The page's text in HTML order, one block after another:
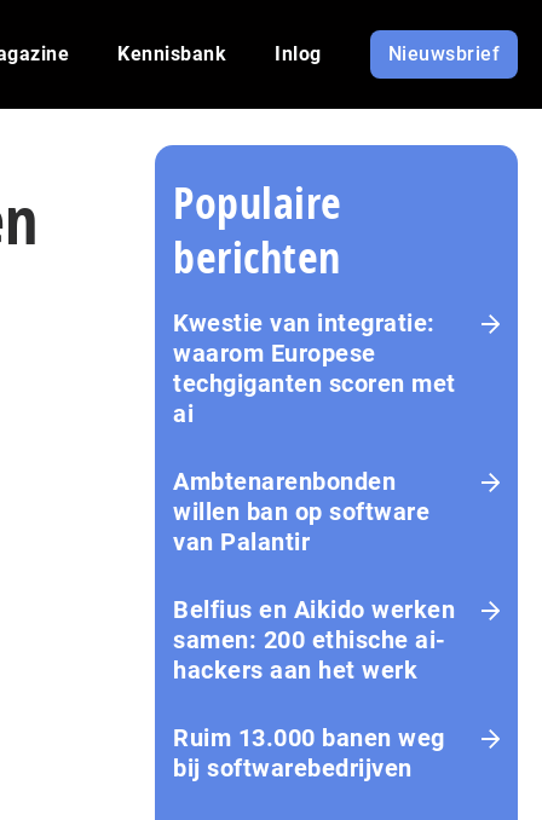
Kennisbank Inlog Nieuwsbrief
Populaire
berichten
Kwestie van integratie:
waarom Europese
techgiganten scoren met
ai
Amb­te­na­ren­bon­den
willen ban op software
van Palantir
Belfius en Aikido werken
samen: 200 ethische ai-
hackers aan het werk
Ruim 13.000 banen weg
bij softwarebedrijven